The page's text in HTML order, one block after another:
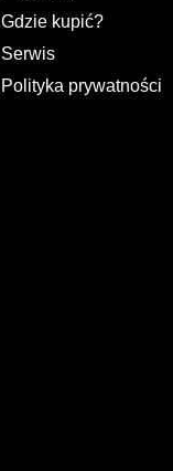
Gdzie kupić?
Serwis
Polityka prywatności